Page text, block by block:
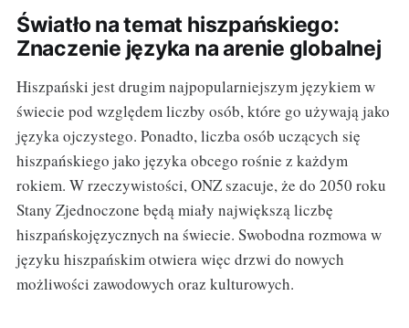
Światło na temat hiszpańskiego:
Znaczenie języka na arenie globalnej
Hiszpański jest drugim najpopularniejszym językiem w
świecie pod względem liczby osób, które go używają jako
języka ojczystego. Ponadto, liczba osób uczących się
hiszpańskiego jako języka obcego rośnie z każdym
rokiem. W rzeczywistości, ONZ szacuje, że do 2050 roku
Stany Zjednoczone będą miały największą liczbę
hiszpańskojęzycznych na świecie. Swobodna rozmowa w
języku hiszpańskim otwiera więc drzwi do nowych
możliwości zawodowych oraz kulturowych.